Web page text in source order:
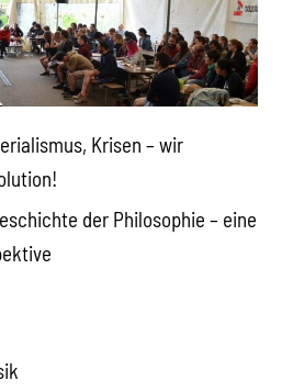
Krisen – wir
der Philosophie – eine